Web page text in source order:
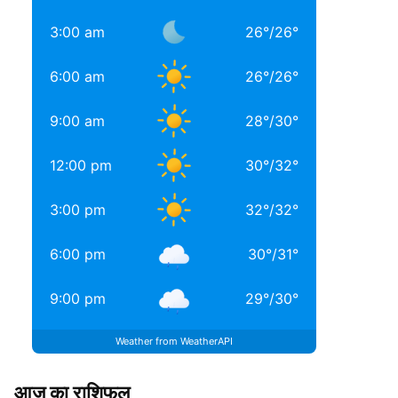
3:00 am 26°/26°
6:00 am 26°/26°
9:00 am 28°/30°
12:00 pm 30°/32°
3:00 pm 32°/32°
6:00 pm 30°/31°
9:00 pm 29°/30°
Weather from WeatherAPI
आज का राशिफल